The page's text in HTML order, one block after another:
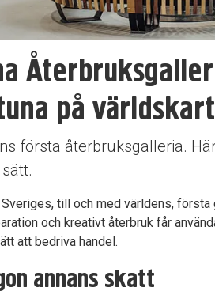
på
första återbruksgalleria.
till och med världens,
och kreativt återbruk får
att bedriva handel.
annans skatt